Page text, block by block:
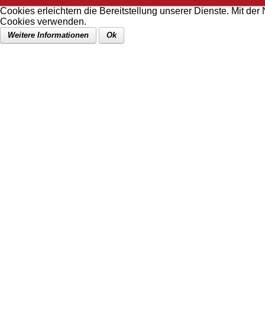
Cookies erleichtern die Bereitstellung unserer Dienste. Mit
Cookies verwenden.
Weitere Informationen Ok